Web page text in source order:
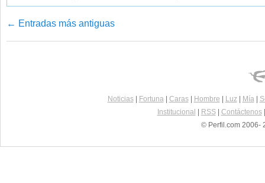
← Entradas más antiguas
Noticias| Fortuna| Caras| Hombre Luz| Mía|
Institucional
RSS| Contáctenos
© Perfil.com 2006-